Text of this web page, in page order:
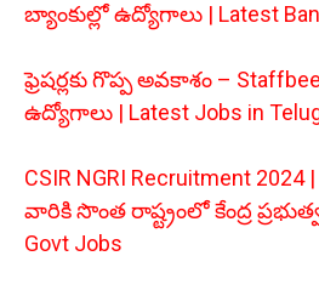
బ్యాంకుల్లో ఉద్యోగాలు | Latest
ఫ్రెషర్లకు గొప్ప అవకాశం –
ఉద్యోగాలు | Latest Jobs in
CSIR NGRI Recruitment
వారికి సొంత రాష్ట్రంలో కేంద్ర
Govt Jobs